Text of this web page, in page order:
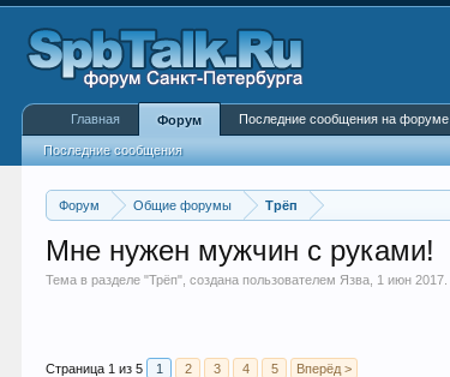
Форум Общие форумы Трёп
Мне нужен мужчин с руками!
Тема в разделе "Трёп", создана пользователем Язва 1 июн 2017
Страница 1 из 5 1 2 3 4 5 Вперёд >
Главная Форум
Последние сообщения
Последние сообщения на форуме